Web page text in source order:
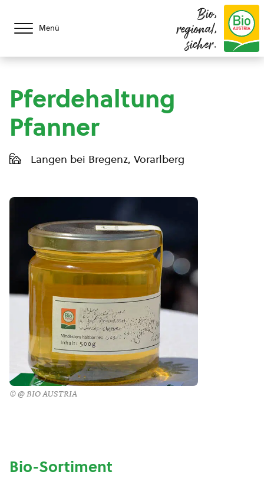
Menü
Bio,
regional,
sicher.
Pferdehaltung
Pfanner
Langen bei Bregenz, Vorarlberg
© @ BIO AUSTRIA
Bio-Sortiment